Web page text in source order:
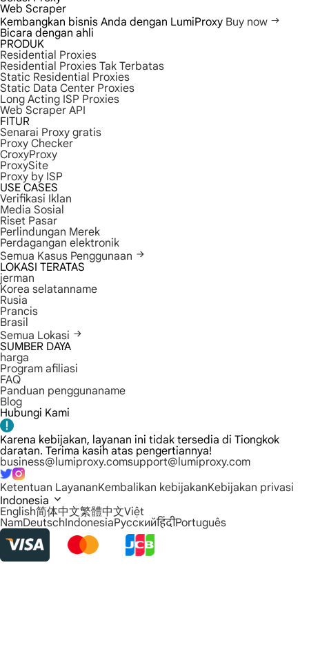
Web Scraper
Kembangkan bisnis Anda dengan LumiProxy Buy now
Bicara dengan ahli
PRODUK
Residential Proxies
Residential Proxies Tak Terbatas
Static Residential Proxies
Static Data Center Proxies
Long Acting ISP Proxies
Web Scraper API
FITUR
Senarai Proxy gratis
Proxy Checker
CroxyProxy
ProxySite
Proxy by ISP
USE CASES
Verifikasi Iklan
Media Sosial
Riset Pasar
Perlindungan Merek
Perdagangan elektronik
Semua Kasus Penggunaan
LOKASI TERATAS
jerman
Korea selatanname
Rusia
Prancis
Brasil
Semua Lokasi
SUMBER DAYA
harga
Program afiliasi
FAQ
Panduan penggunaname
Blog
Hubungi Kami
Karena kebijakan, layanan ini tidak tersedia di Tiongkok
daratan. Terima kasih atas pengertiannya!
business@lumiproxy.comsupport@lumiproxy.com
Ketentuan LayananKembalikan kebijakanKebijakan privasi
Indonesia
English简体中文繁體中文Việt
NamDeutschIndonesiaРусскийहिंदीPortuguês